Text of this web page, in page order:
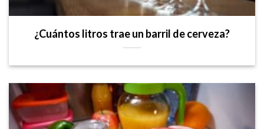
¿Cuántos litros trae un barril de cerveza?